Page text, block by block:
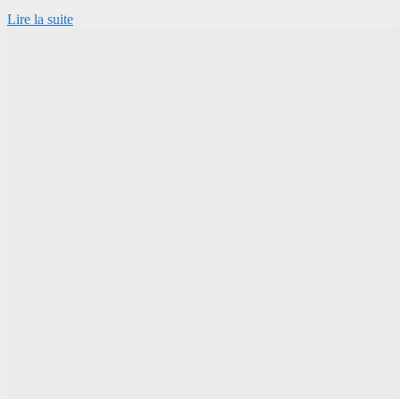
Lire la suite